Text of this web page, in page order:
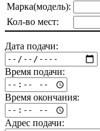
Марка(модель):
Кол-во мест:
Дата подачи:
Время подачи:
Время окончания:
Адрес подачи: